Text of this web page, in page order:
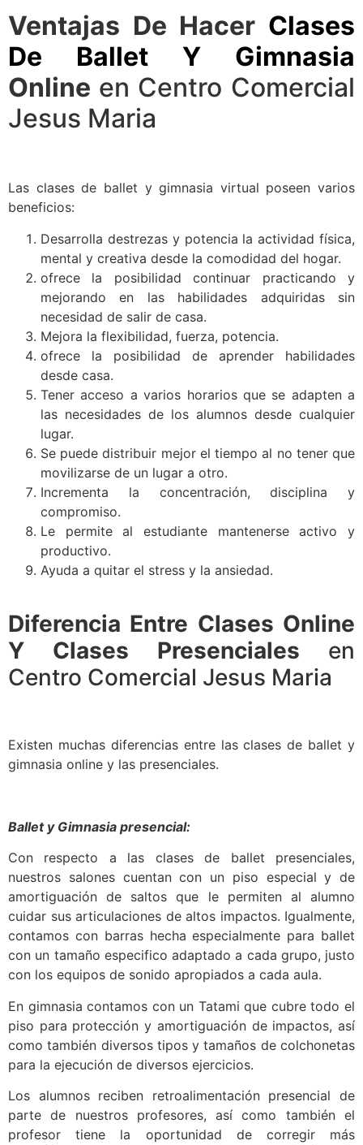
Ventajas De Hacer Clases
De Ballet Y Gimnasia
Online en Centro Comercial
Jesus Maria
Las clases de ballet y gimnasia virtual poseen varios
beneficios:
Desarrolla destrezas y potencia la actividad física,
mental y creativa desde la comodidad del hogar.
ofrece la posibilidad continuar practicando y
mejorando en las habilidades adquiridas sin
necesidad de salir de casa.
Mejora la flexibilidad, fuerza, potencia.
ofrece la posibilidad de aprender habilidades
desde casa.
Tener acceso a varios horarios que se adapten a
las necesidades de los alumnos desde cualquier
lugar.
Se puede distribuir mejor el tiempo al no tener que
movilizarse de un lugar a otro.
Incrementa la concentración, disciplina y
compromiso.
Le permite al estudiante mantenerse activo y
productivo.
Ayuda a quitar el stress y la ansiedad.
Diferencia Entre Clases Online
Y Clases Presenciales en
Centro Comercial Jesus Maria
Existen muchas diferencias entre las clases de ballet y
gimnasia online y las presenciales.
Ballet y Gimnasia presencial:
Con respecto a las clases de ballet presenciales,
nuestros salones cuentan con un piso especial y de
amortiguación de saltos que le permiten al alumno
cuidar sus articulaciones de altos impactos. Igualmente,
contamos con barras hecha especialmente para ballet
con un tamaño especifico adaptado a cada grupo, justo
con los equipos de sonido apropiados a cada aula.
En gimnasia contamos con un Tatami que cubre todo el
piso para protección y amortiguación de impactos, así
como también diversos tipos y tamaños de colchonetas
para la ejecución de diversos ejercicios.
Los alumnos reciben retroalimentación presencial de
parte de nuestros profesores, así como también el
profesor tiene la oportunidad de corregir más